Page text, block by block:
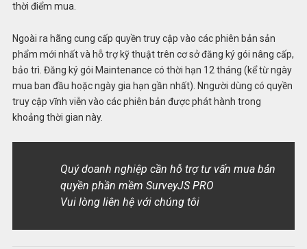
thời điểm mua.
Ngoài ra hãng cung cấp quyền truy cập vào các phiên bản sản
phẩm mới nhất và hỗ trợ kỹ thuật trên cơ sở đăng ký gói nâng cấp,
bảo trì. Đăng ký gói Maintenance có thời hạn 12 tháng (kể từ ngày
mua ban đầu hoặc ngày gia hạn gần nhất). Nngười dùng có quyền
truy cập vĩnh viễn vào các phiên bản được phát hành trong
khoảng thời gian này.
Quý doanh nghiệp cần hỗ trợ tư vấn mua bản
quyền phần mềm SurveyJS PRO
Vui lòng liên hệ với chúng tôi